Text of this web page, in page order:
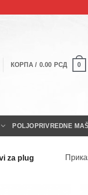
КОРПА / 0.00 РСД 0
POLJOPRIVREDNE
za plug